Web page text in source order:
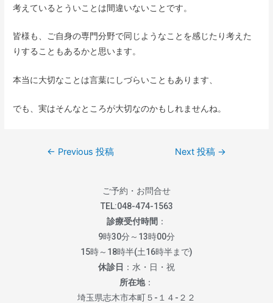
考えているとういことは間違いないことです。
皆様も、ご自身の専門分野で同じようなことを感じたり考えた
りすることもあるかと思います。
本当に大切なことは言葉にしづらいこともあります、
でも、実はそんなところが大切なのかもしれませんね。
← Previous 投稿 Next 投稿 →
ご予約・お問合せ
TEL:048-474-1563
診療受付時間 ：
9時30分～13時00分
15時～18時半(土16時半まで)
休診日 ：水・日・祝
所在地：
埼玉県志木市本町５-１４-２２